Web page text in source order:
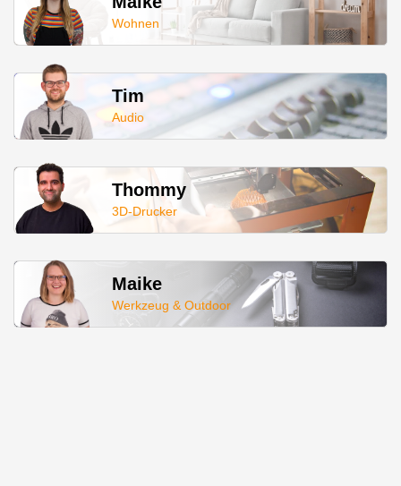
Wohnen
Tim
Audio
Thommy
3D-Drucker
Maike
Werkzeug & Outdoor